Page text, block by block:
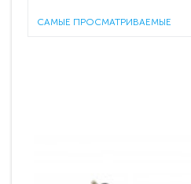
САМЫЕ ПРОСМАТРИВАЕМЫЕ